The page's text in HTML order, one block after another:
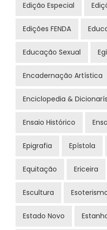
Edição Especial
Edições FENDA
Educação Sexual
Encadernação Artística
Enciclopedia &
Ensaio Histórico
Epigrafia Epístola
Equitação Ericeira
Escultura
Estado Novo